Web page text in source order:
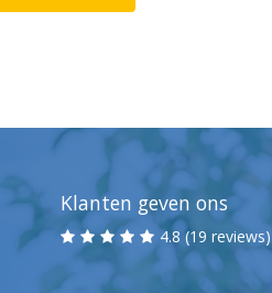
Klanten geven ons
4.8 (19 reviews)